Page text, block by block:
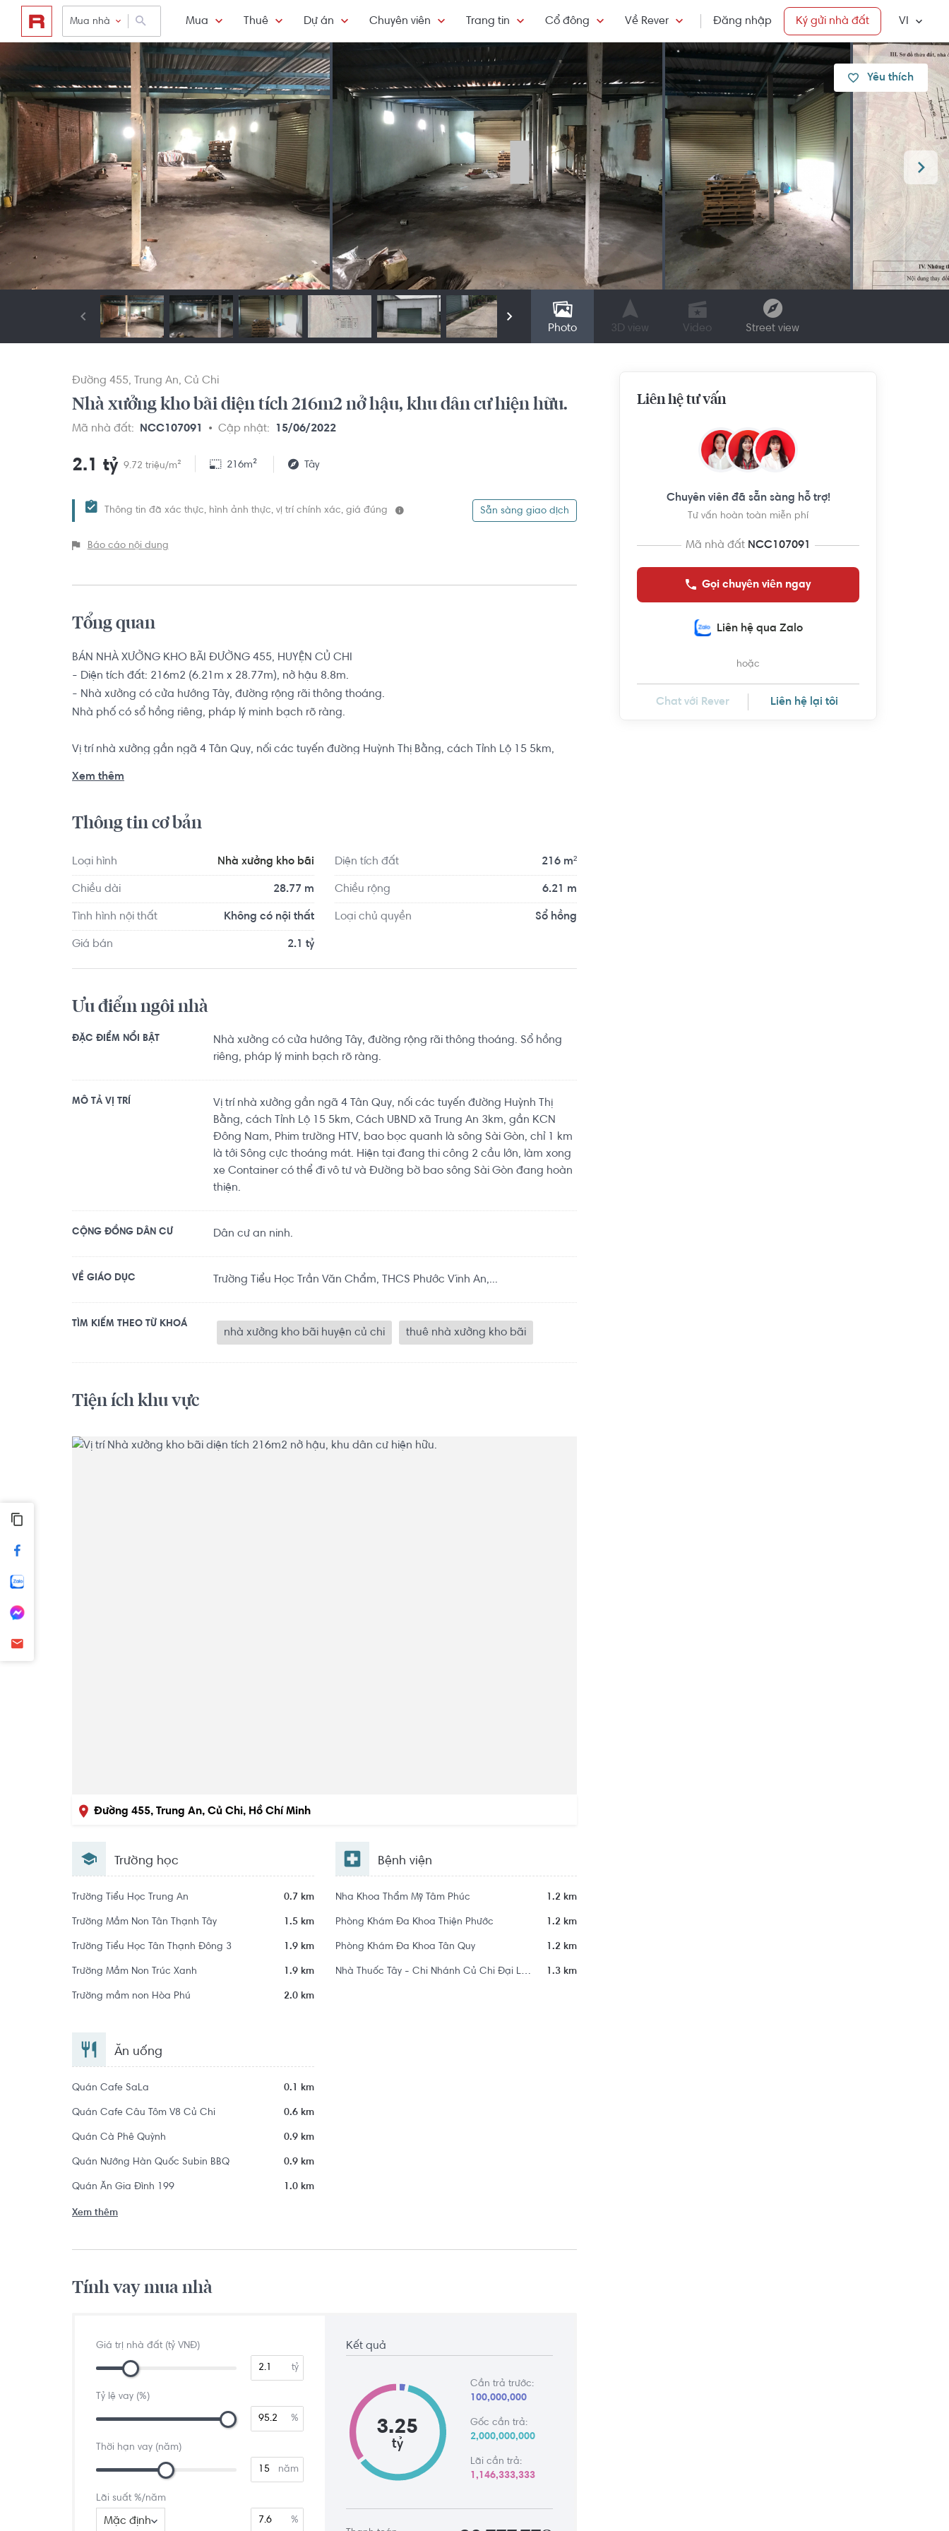
Mua nhà Mua Thuê Dự án Chuyên viên Trang tin Cổ đông Về Rever Đăng nhập Ký gửi nhà đất VI
Yêu thích
Photo 3D view Video Street view
Đường 455 Trung An Củ Chi
Nhà xưởng kho bãi diện tích 216m2 nở hậu, khu dân cư hiện hữu.
Mã nhà đất: NCC107091 Cập nhật: 15/06/2022
2.1 tỷ 9.72 triệu/m² 216m² Tây
Thông tin đã xác thực, hình ảnh thực, vị trí chính xác, giá đúng Sẵn sàng giao dịch
Báo cáo nội dung
Tổng quan
BÁN NHÀ XƯỞNG KHO BÃI ĐƯỜNG 455, HUYỆN CỦ CHI
- Diện tích đất: 216m2 (6.21m x 28.77m), nở hậu 8.8m.
- Nhà xưởng có cửa hướng Tây, đường rộng rãi thông thoáng.
Nhà phố có sổ hồng riêng, pháp lý minh bạch rõ ràng.
Vị trí nhà xưởng gần ngã 4 Tân Quy, nối các tuyến đường Huỳnh Thị Bằng, cách Tỉnh Lộ 15 5km,
Xem thêm
Thông tin cơ bản
Loại hình Nhà xưởng kho bãi Diện tích đất 216 m²
Chiều dài 28.77 m Chiều rộng 6.21 m
Tình hình nội thất Không có nội thất Loại chủ quyền Sổ hồng
Giá bán 2.1 tỷ
Ưu điểm ngôi nhà
ĐẶC ĐIỂM NỔI BẬT
Nhà xưởng có cửa hướng Tây, đường rộng rãi thông thoáng. Sổ hồng
riêng, pháp lý minh bạch rõ ràng.
MÔ TẢ VỊ TRÍ
Vị trí nhà xưởng gần ngã 4 Tân Quy, nối các tuyến đường Huỳnh Thị
Bằng, cách Tỉnh Lộ 15 5km, Cách UBND xã Trung An 3km, gần KCN
Đông Nam, Phim trường HTV, bao bọc quanh là sông Sài Gòn, chỉ 1 km
là tới Sông cực thoáng mát. Hiện tại đang thi công 2 cầu lớn, làm xong
xe Container có thể đi vô tư và Đường bờ bao sông Sài Gòn đang hoàn
thiện.
CỘNG ĐỒNG DÂN CƯ Dân cư an ninh.
VỀ GIÁO DỤC Trường Tiểu Học Trần Văn Chẩm, THCS Phước Vĩnh An,...
TÌM KIẾM THEO TỪ KHOÁ
nhà xưởng kho bãi huyện củ chi thuê nhà xưởng kho bãi
Tiện ích khu vực
Đường 455, Trung An, Củ Chi, Hồ Chí Minh
Trường học
Trường Tiểu Học Trung An 0.7 km
Trường Mầm Non Tân Thạnh Tây 1.5 km
Trường Tiểu Học Tân Thạnh Đông 3 1.9 km
Trường Mầm Non Trúc Xanh 1.9 km
Trường mầm non Hòa Phú 2.0 km
Bệnh viện
Nha Khoa Thẩm Mỹ Tâm Phúc 1.2 km
Phòng Khám Đa Khoa Thiện Phước 1.2 km
Phòng Khám Đa Khoa Tân Quy 1.2 km
Nhà Thuốc Tây - Chi Nhánh Củ Chi Đại Lý Số 39 1.3 km
Ăn uống
Quán Cafe SaLa 0.1 km
Quán Cafe Câu Tôm V8 Củ Chi 0.6 km
Quán Cà Phê Quỳnh 0.9 km
Quán Nướng Hàn Quốc Subin BBQ 0.9 km
Quán Ăn Gia Đình 199 1.0 km
Xem thêm
Tính vay mua nhà
Giá trị nhà đất (tỷ VNĐ)
tỷ
Tỷ lệ vay (%)
%
Thời hạn vay (năm)
năm
Lãi suất %/năm
Mặc định %
Kết quả
3.25
tỷ
Cần trả trước:
100,000,000
Gốc cần trả:
2,000,000,000
Lãi cần trả:
1,146,333,333
Liên hệ tư vấn
Chuyên viên đã sẵn sàng hỗ trợ!
Tư vấn hoàn toàn miễn phí
Mã nhà đất NCC107091
Gọi chuyên viên ngay
Liên hệ qua Zalo
hoặc
Chat với Rever Liên hệ lại tôi